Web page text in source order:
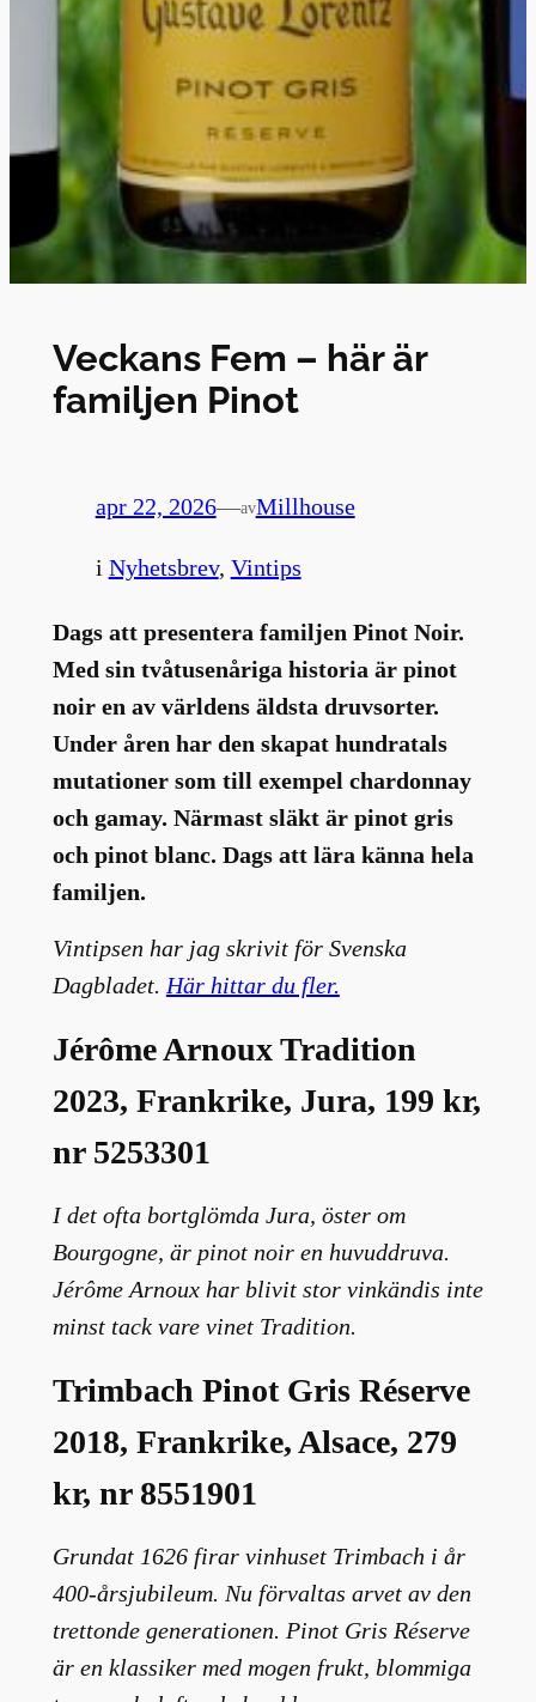
Veckans Fem – här är
familjen Pinot
apr 22, 2026—avMillhouse
i Nyhetsbrev, Vintips
Dags att presentera familjen Pinot Noir.
Med sin tvåtusenåriga historia är pinot
noir en av världens äldsta druvsorter.
Under åren har den skapat hundratals
mutationer som till exempel chardonnay
och gamay. Närmast släkt är pinot gris
och pinot blanc. Dags att lära känna hela
familjen.
Vintipsen har jag skrivit för Svenska
Dagbladet. Här hittar du fler.
Jérôme Arnoux Tradition
2023, Frankrike, Jura, 199 kr,
nr 5253301
I det ofta bortglömda Jura, öster om
Bourgogne, är pinot noir en huvuddruva.
Jérôme Arnoux har blivit stor vinkändis inte
minst tack vare vinet Tradition.
Trimbach Pinot Gris Réserve
2018, Frankrike, Alsace, 279
kr, nr 8551901
Grundat 1626 firar vinhuset Trimbach i år
400-årsjubileum. Nu förvaltas arvet av den
trettonde generationen. Pinot Gris Réserve
är en klassiker med mogen frukt, blommiga